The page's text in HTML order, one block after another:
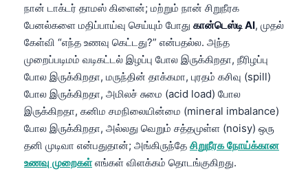
நான் டாக்டர் தாமஸ் கிளைன்; மற்றும் நான் சிறுநீரக
பேனல்களை மதிப்பாய்வு செய்யும் போது கான்டெஸ்டி AI, முதல்
கேள்வி “எந்த உணவு கெட்டது?” என்பதல்ல. அந்த
முறைப்படிமம் வடிகட்டல் இழப்பு போல இருக்கிறதா, நீரிழப்பு
போல இருக்கிறதா, மருந்தின் தாக்கமா, புரதம் கசிவு (spill)
போல இருக்கிறதா, அமிலச் சுமை (acid load) போல
இருக்கிறதா, கனிம சமநிலையின்மை (mineral imbalance)
போல இருக்கிறதா, அல்லது வெறும் சத்தமுள்ள (noisy) ஒரு
தனி முடிவா என்பதுதான்; அங்கிருந்தே சிறுநீரக நோய்க்கான
உணவு முறைகள்எங்கள் விளக்கம் தொடங்குகிறது.